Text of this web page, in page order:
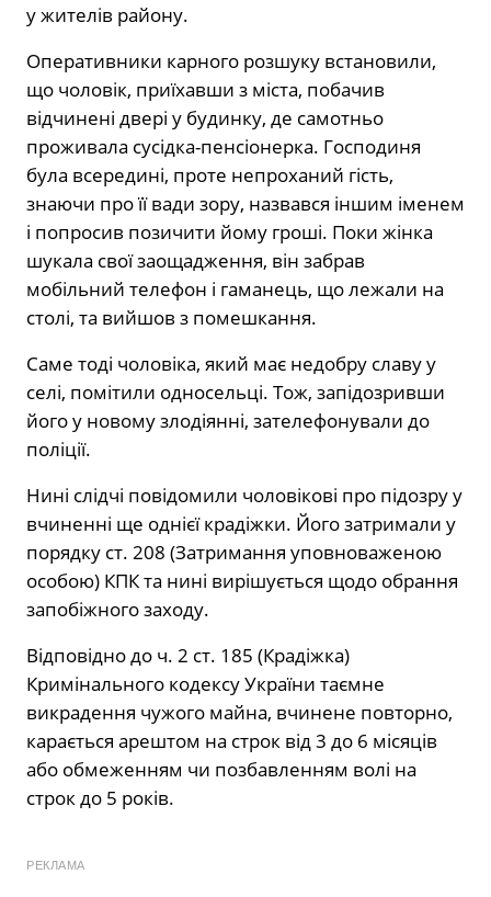
у жителів району.
Оперативники карного розшуку встановили,
що чоловік, приїхавши з міста, побачив
відчинені двері у будинку, де самотньо
проживала сусідка-пенсіонерка. Господиня
була всередині, проте непроханий гість,
знаючи про її вади зору, назвався іншим іменем
і попросив позичити йому гроші. Поки жінка
шукала свої заощадження, він забрав
мобільний телефон і гаманець, що лежали на
столі, та вийшов з помешкання.
Саме тоді чоловіка, який має недобру славу у
селі, помітили односельці. Тож, запідозривши
його у новому злодіянні, зателефонували до
поліції.
Нині слідчі повідомили чоловікові про підозру у
вчиненні ще однієї крадіжки. Його затримали у
порядку ст. 208 (Затримання уповноваженою
особою) КПК та нині вирішується щодо обрання
запобіжного заходу.
Відповідно до ч. 2 ст. 185 (Крадіжка)
Кримінального кодексу України таємне
викрадення чужого майна, вчинене повторно,
карається арештом на строк від 3 до 6 місяців
або обмеженням чи позбавленням волі на
строк до 5 років.
РЕКЛАМА